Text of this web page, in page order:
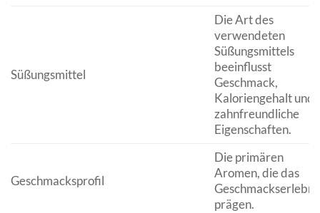
Süßungsmittel
Die Art des
verwendeten
Süßungsmittels
beeinflusst
Geschmack,
Kaloriengehalt und
zahnfreundliche
Eigenschaften.
Geschmacksprofil
Die primären
Aromen, die das
prägen.